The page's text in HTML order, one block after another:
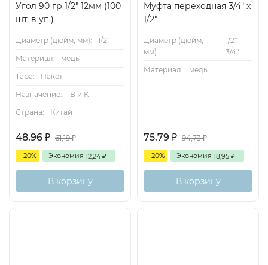
Угол 90 гр 1/2" 12мм (100
шт. в уп.)
Диаметр (дюйм, мм):
1/2"
Материал:
медь
Тара:
Пакет
Назначение.:
В и К
Страна:
Китай
48,96 ₽ 61,19₽
- 20% Экономия 12,24 ₽
В корзину
Муфта переходная 3/4" х
1/2"
Диаметр (дюйм,
мм):
1/2",
3/4"
Материал:
медь
75,79 ₽ 94,73₽
- 20% Экономия 18,95 ₽
В корзину